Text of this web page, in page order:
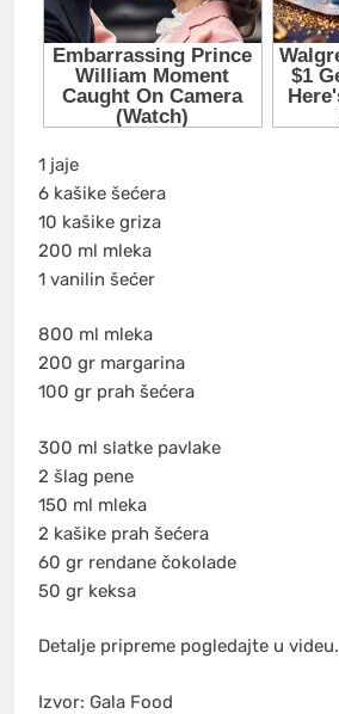
1 jaje
6 kašike šećera
10 kašike griza
200 ml mleka
1 vanilin šećer
800 ml mleka
200 gr margarina
100 gr prah šećera
300 ml slatke pavlake
2 šlag pene
150 ml mleka
2 kašike prah šećera
60 gr rendane čokolade
50 gr keksa
Detalje pripreme pogledajte u videu.
Izvor: Gala Food